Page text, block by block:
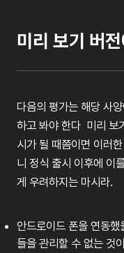
미리 보기 버
다음의 평가는 해당 사양
하고 봐야 한다 미리 보기
시가 될 때쯤이면 이러한
니 정식 출시 이후에 이
게 우려하지는 마시라.
안드로이드 폰을 연동했
들을 관리할 수 없는 것이